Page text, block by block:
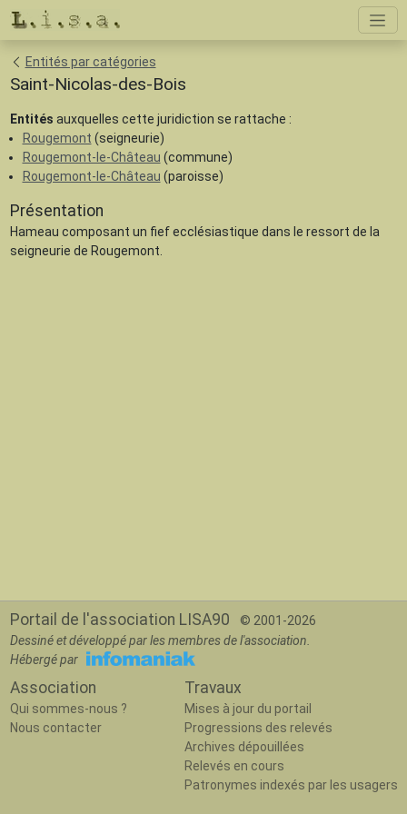
Entités par catégories
Saint-Nicolas-des-Bois
Entités auxquelles cette juridiction se rattache :
Rougemont (seigneurie)
Rougemont-le-Château (commune)
Rougemont-le-Château (paroisse)
Présentation
Hameau composant un fief ecclésiastique dans le ressort de la
seigneurie de Rougemont.
Portail de l'association LISA90
© 2001-2026
Dessiné et développé par les membres de l'association.
Hébergé par
Association
Qui sommes-nous ?
Nous contacter
Travaux
Mises à jour du portail
Progressions des relevés
Archives dépouillées
Relevés en cours
Patronymes indexés par les usagers